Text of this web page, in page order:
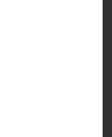
Radonkur?
und die Atemwege
wieder. Dabei setzt es
Strahlungsimpulse, die
das ist der
Reiz.